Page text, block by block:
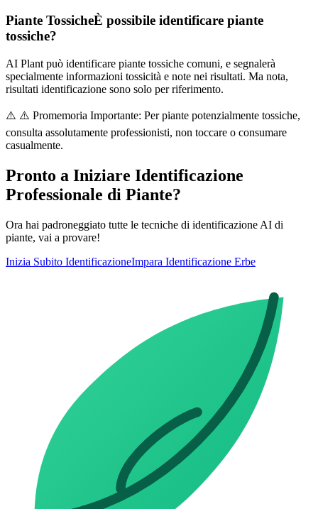
Piante TossicheÈ possibile identificare piante
tossiche?
AI Plant può identificare piante tossiche comuni, e segnalerà
specialmente informazioni tossicità e note nei risultati. Ma nota,
risultati identificazione sono solo per riferimento.
⚠️ ⚠️ Promemoria Importante: Per piante potenzialmente tossiche,
consulta assolutamente professionisti, non toccare o consumare
casualmente.
Pronto a Iniziare Identificazione
Professionale di Piante?
Ora hai padroneggiato tutte le tecniche di identificazione AI di
piante, vai a provare!
Inizia Subito IdentificazioneImpara Identificazione Erbe